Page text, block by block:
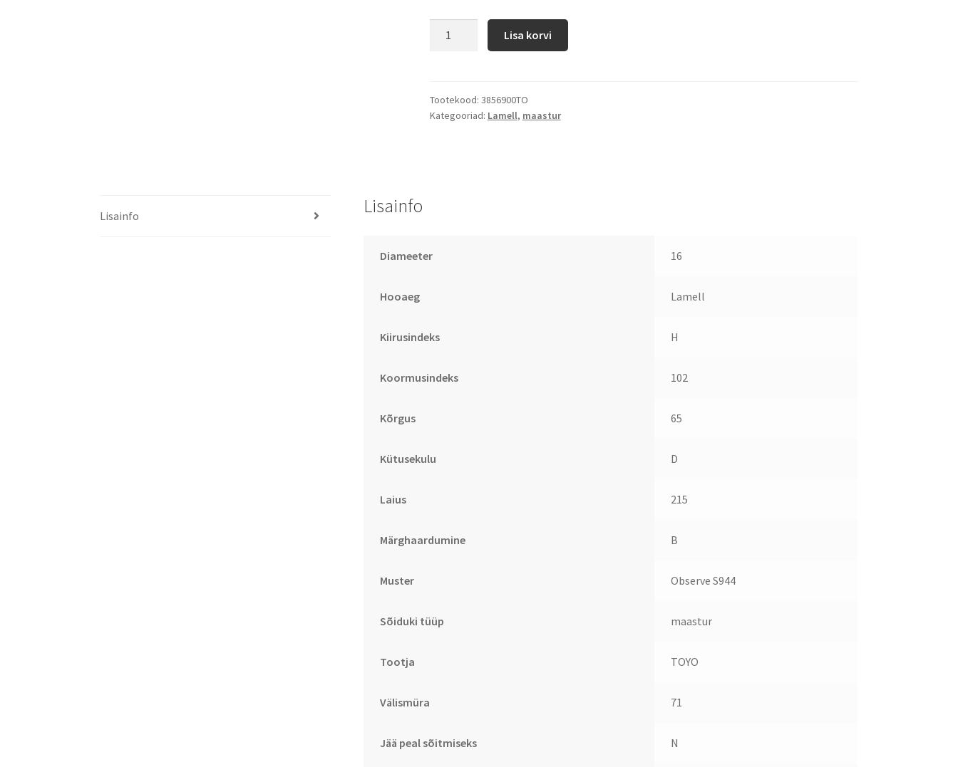
Lisa korvi
Tootekood: 3856900TO
Kategooriad: Lamell, maastur
Lisainfo Lisainfo
Diameeter 16
Hooaeg Lamell
Kiirusindeks H
Koormusindeks 102
Kõrgus 65
Kütusekulu D
Laius 215
Märghaardumine B
Muster Observe S944
Sõiduki tüüp maastur
Tootja TOYO
Välismüra 71
Jää peal sõitmiseks N